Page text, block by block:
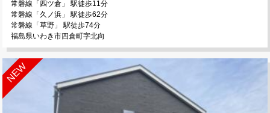
常磐線「四ツ倉」 駅徒歩11分
常磐線「久ノ浜」 駅徒歩62分
常磐線「草野」 駅徒歩74分
福島県いわき市四倉町字北向